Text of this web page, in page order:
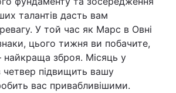
талантів дасть вам
У той час як Марс в Овні
цього тижня ви побачите,
найкраща зброя. Місяць у
підвищить вашу
вас привабливішими.